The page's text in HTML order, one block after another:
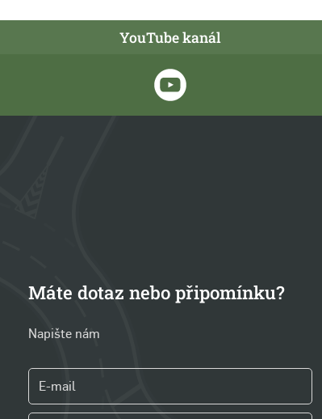
YouTube kanál
Máte dotaz nebo připomínku?
Napište nám